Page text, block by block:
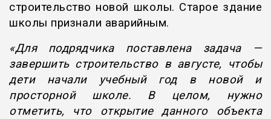
строительство новой школы. Старое здание
школы признали аварийным.
«Для подрядчика поставлена задача —
завершить строительство в августе, чтобы
дети начали учебный год в новой и
просторной школе. В целом, нужно
отметить, что открытие данного объекта